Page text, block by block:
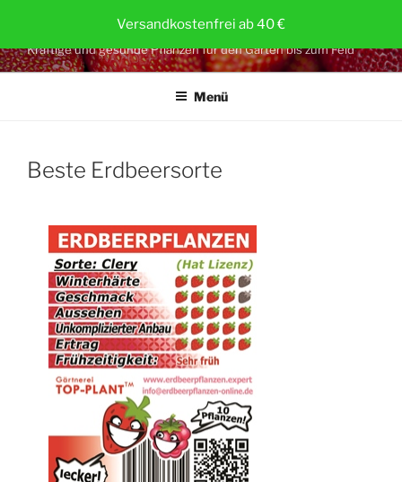
Versandkostenfrei ab 40 €
springen
ERDBEERPFLANZEN.AT
Kräftige und gesunde Pflanzen für den Garten bis zum Feld
Menü
Beste Erdbeersorte